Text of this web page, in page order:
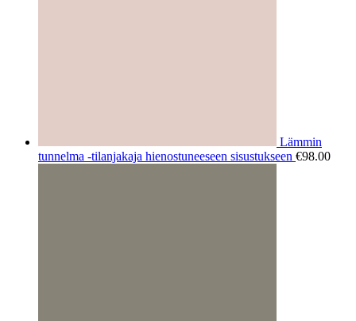
Lämmin
tunnelma -tilanjakaja hienostuneeseen sisustukseen €98.00